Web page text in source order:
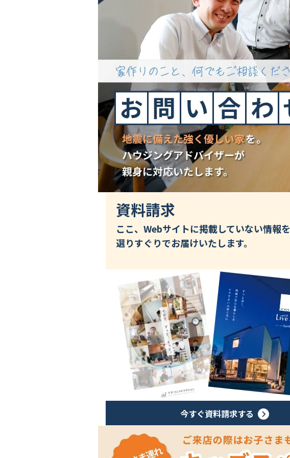
資料請求
ここ、Webサイトに掲載していない情報を
選りすぐりでお届けいたします。
今すぐ資料請求する